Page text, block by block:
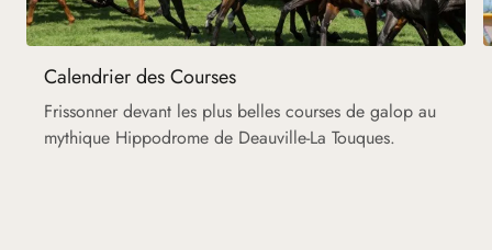
Calendrier des Courses
Frissonner devant les plus belles courses de galop au
mythique Hippodrome de Deauville-La Touques.